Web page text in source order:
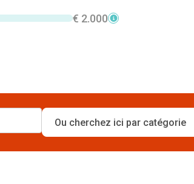
€ 2.000